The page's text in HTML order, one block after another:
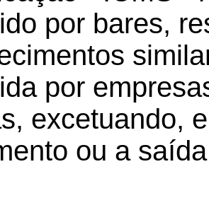
por bares,
por
excetuando,
ou a